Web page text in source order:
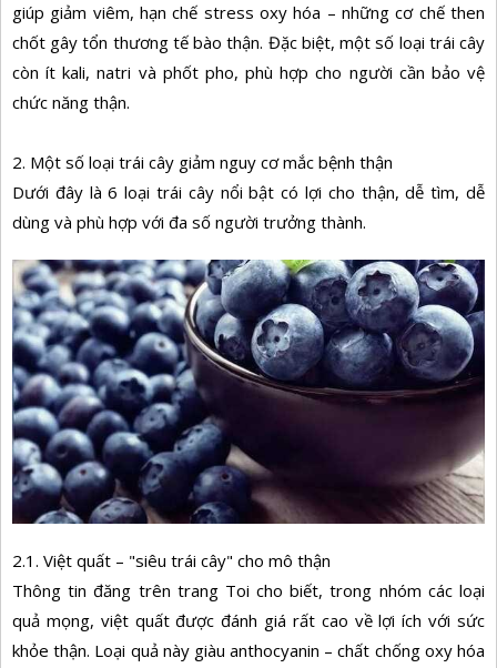
giúp giảm viêm, hạn chế stress oxy hóa – những cơ chế then
chốt gây tổn thương tế bào thận. Đặc biệt, một số loại trái cây
còn ít kali, natri và phốt pho, phù hợp cho người cần bảo vệ
chức năng thận.
2. Một số loại trái cây giảm nguy cơ mắc bệnh thận
Dưới đây là 6 loại trái cây nổi bật có lợi cho thận, dễ tìm, dễ
dùng và phù hợp với đa số người trưởng thành.
2.1. Việt quất – "siêu trái cây" cho mô thận
Thông tin đăng trên trang Toi cho biết, trong nhóm các loại
quả mọng, việt quất được đánh giá rất cao về lợi ích với sức
khỏe thận. Loại quả này giàu anthocyanin – chất chống oxy hóa